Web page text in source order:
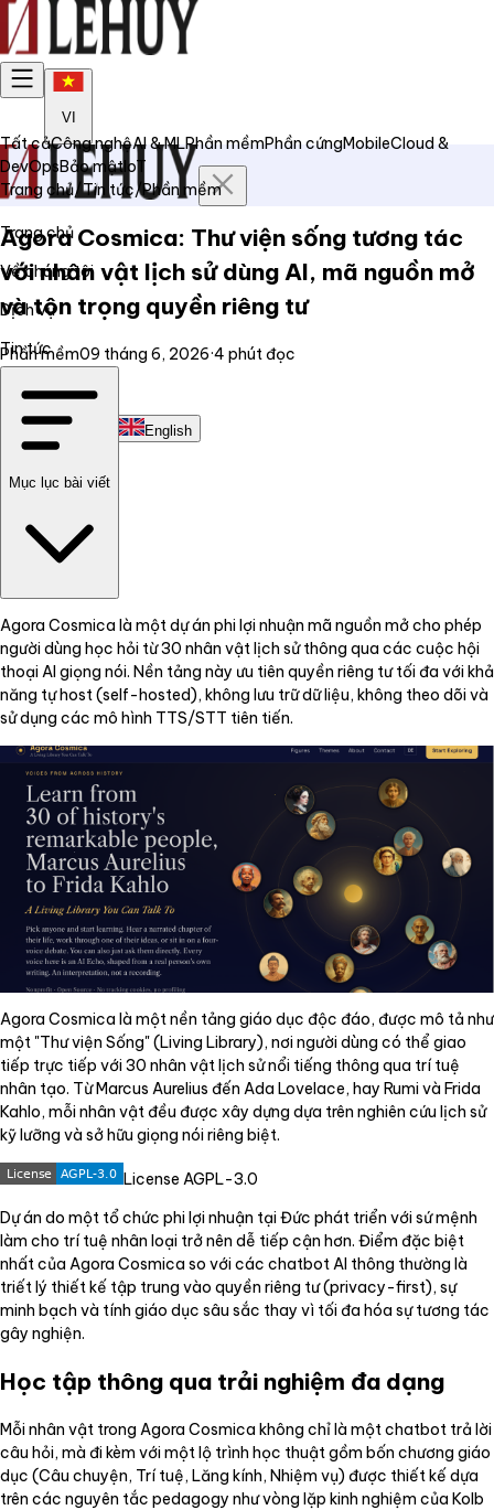
VI
Trang chủ
Về chúng tôi
Dịch vụ
Tin tức
Liên hệ
Tiếng Việt English
Tất cảCông nghệAI & MLPhần mềmPhần cứngMobileCloud &
DevOpsBảo mậtIoT
Trang chủ/Tin tức/Phần mềm
Agora Cosmica: Thư viện sống tương tác
với nhân vật lịch sử dùng AI, mã nguồn mở
và tôn trọng quyền riêng tư
Phần mềm09 tháng 6, 2026·4 phút đọc
Mục lục bài viết
Agora Cosmica là một dự án phi lợi nhuận mã nguồn mở cho phép
người dùng học hỏi từ 30 nhân vật lịch sử thông qua các cuộc hội
thoại AI giọng nói. Nền tảng này ưu tiên quyền riêng tư tối đa với khả
năng tự host (self-hosted), không lưu trữ dữ liệu, không theo dõi và
sử dụng các mô hình TTS/STT tiên tiến.
Agora Cosmica là một nền tảng giáo dục độc đáo, được mô tả như
một "Thư viện Sống" (Living Library), nơi người dùng có thể giao
tiếp trực tiếp với 30 nhân vật lịch sử nổi tiếng thông qua trí tuệ
nhân tạo. Từ Marcus Aurelius đến Ada Lovelace, hay Rumi và Frida
Kahlo, mỗi nhân vật đều được xây dựng dựa trên nghiên cứu lịch sử
kỹ lưỡng và sở hữu giọng nói riêng biệt.
License AGPL-3.0
Dự án do một tổ chức phi lợi nhuận tại Đức phát triển với sứ mệnh
làm cho trí tuệ nhân loại trở nên dễ tiếp cận hơn. Điểm đặc biệt
nhất của Agora Cosmica so với các chatbot AI thông thường là
triết lý thiết kế tập trung vào quyền riêng tư (privacy-first), sự
minh bạch và tính giáo dục sâu sắc thay vì tối đa hóa sự tương tác
gây nghiện.
Học tập thông qua trải nghiệm đa dạng
Mỗi nhân vật trong Agora Cosmica không chỉ là một chatbot trả lời
câu hỏi, mà đi kèm với một lộ trình học thuật gồm bốn chương giáo
dục (Câu chuyện, Trí tuệ, Lăng kính, Nhiệm vụ) được thiết kế dựa
trên các nguyên tắc pedagogy như vòng lặp kinh nghiệm của Kolb